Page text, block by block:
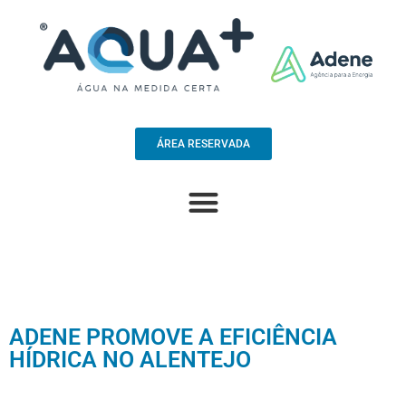
ÁREA RESERVADA
ADENE PROMOVE A EFICIÊNCIA
HÍDRICA NO ALENTEJO